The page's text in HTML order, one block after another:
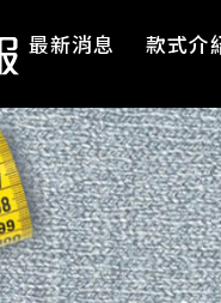
最新消息 款式介